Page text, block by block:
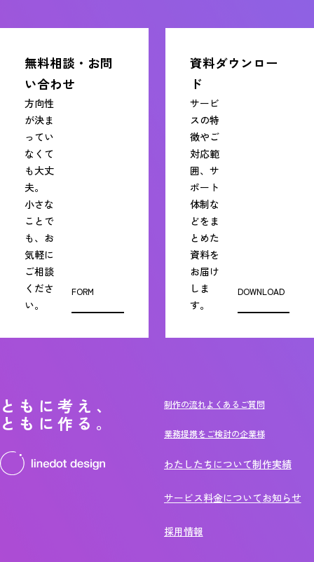
無料相談・お問
い合わせ
方向性
が決ま
ってい
なくて
も大丈
夫。
小さな
ことで
も、お
気軽に
ご相談
くださ
い。
FORM
資料ダウンロー
ド
サービ
スの特
徴やご
対応範
囲、サ
ポート
体制な
どをま
とめた
資料を
お届け
しま
す。
DOWNLOAD
ともに考え、
ともに作る。
制作の流れよくあるご質問
業務提携をご検討の企業様
わたしたちについて制作実績
サービス料金について お知らせ
採用情報